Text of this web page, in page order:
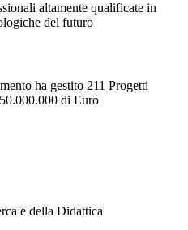
altamente qualificate in
del futuro
ha gestito 211 Progetti
di Euro
e della Didattica